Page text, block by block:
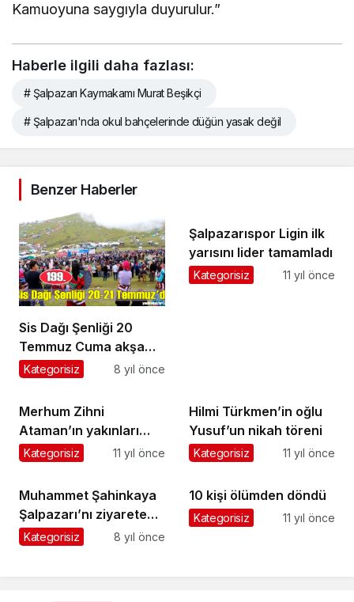
Kamuoyuna saygıyla duyurulur.”
Haberle ilgili daha fazlası:
# Şalpazarı Kaymakamı Murat Beşikçi
# Şalpazarı'nda okul bahçelerinde düğün yasak değil
Benzer Haberler
Sis Dağı Şenliği 20
Temmuz Cuma akşamı
başlayacak
Kategorisiz 8 yıl önce
Şalpazarıspor Ligin ilk
yarısını lider tamamladı
Kategorisiz 11 yıl önce
Merhum Zihni
Ataman’ın yakınları
davet düzenledi
Kategorisiz 11 yıl önce
Hilmi Türkmen’in oğlu
Yusuf’un nikah töreni
Kategorisiz 11 yıl önce
Muhammet Şahinkaya
Şalpazarı’nı ziyarete
geldi
Kategorisiz 8 yıl önce
10 kişi ölümden döndü
Kategorisiz 11 yıl önce